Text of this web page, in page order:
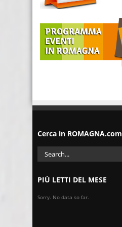
Cerca in ROMAGNA.com
PIÙ LETTI DEL MESE
Sorry. No data so far.